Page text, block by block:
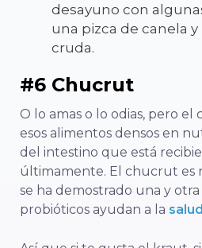
desayuno con
una pizca de canela
cruda.
#6 Chucrut
O lo amas o lo odias, pero
esos alimentos densos en
del intestino que está
últimamente. El chucrut es
se ha demostrado una y
probióticos ayudan a la